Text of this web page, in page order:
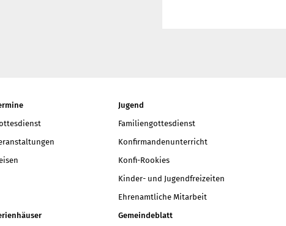
Jugend
Familiengottesdienst
Konfirmandenunterricht
Konfi-Rookies
Kinder- und Jugendfreizeiten
Ehrenamtliche Mitarbeit
Gemeindeblatt